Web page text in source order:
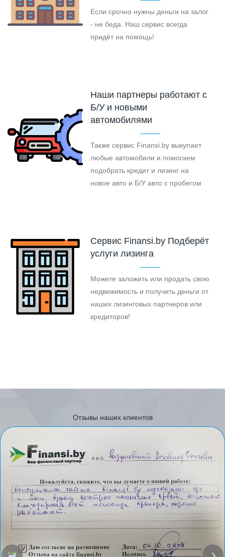
Если срочно нужны деньги на залог
- не беда. Наш сервис всегда
придёт на помощь!
Наши партнеры работают с
Б/У и новыми
автомобилями
Также сервис Finansi.by выкупает
любые автомобили и помогаем
подобрать кредит и лизинг на
новое авто и Б/У авто с пробегом
Cервис Finansi.by Подберёт
услуги лизинга
Можете заложить или продать свою
недвижимость и получить деньги от
наших лизинговых партнеров или
кредиторов!
Отзывы наших клиентов